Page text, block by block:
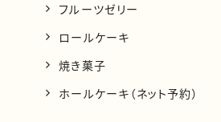
フルーツゼリー
ロールケーキ
焼き菓子
ホールケーキ（ネット予約）